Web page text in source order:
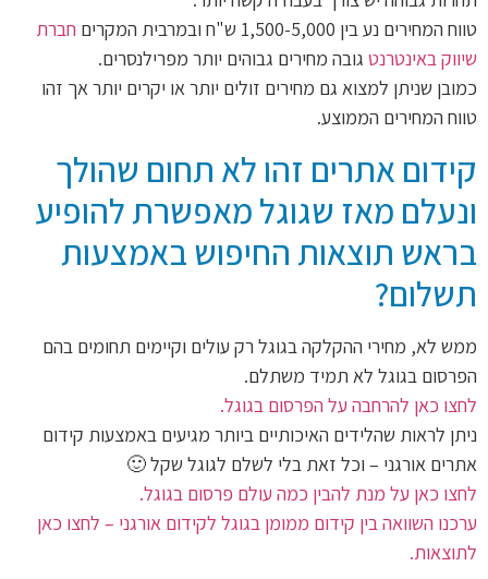
טווח המחירים נע בין 1,500-5,000 ש"ח ובמרבית המקרים
חברת
שיווק באינטרנט גובה מחירים גבוהים יותר מפרילנסרים.
כמובן שניתן למצוא גם מחירים זולים יותר או יקרים יותר אך זהו
טווח המחירים הממוצע.
קידום אתרים זהו לא תחום שהולך
ונעלם מאז שגוגל מאפשרת להופיע
בראש תוצאות החיפוש באמצעות
תשלום?
ממש לא, מחירי ההקלקה בגוגל רק עולים וקיימים תחומים בהם
הפרסום בגוגל לא תמיד משתלם.
לחצו כאן להרחבה על הפרסום בגוגל.
ניתן לראות שהלידים האיכותיים ביותר מגיעים באמצעות קידום
אתרים אורגני – וכל זאת בלי לשלם לגוגל שקל 🙂
לחצו כאן על מנת להבין כמה עולם פרסום בגוגל.
ערכנו השוואה בין קידום ממומן בגוגל לקידום אורגני – לחצו כאן
לתוצאות.